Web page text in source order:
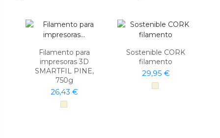
Filamento para
impresoras 3D
SMARTFIL PINE,
750g
26,43 €
Sostenible CORK
filamento
29,95 €